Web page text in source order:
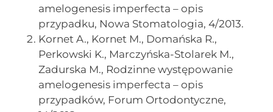
amelogenesis imperfecta – opis
przypadku, Nowa Stomatologia, 4/2013.
Kornet A., Kornet M., Domańska R.,
Perkowski K., Marczyńska-Stolarek M.,
Zadurska M., Rodzinne występowanie
amelogenesis imperfecta – opis
przypadków, Forum Ortodontyczne,